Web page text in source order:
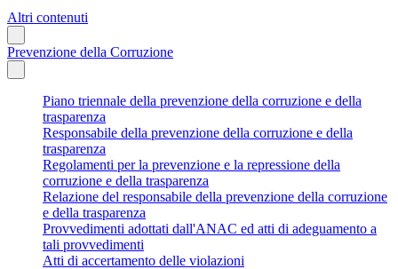
Altri contenuti
Prevenzione della Corruzione
Piano triennale della prevenzione della corruzione e della
trasparenza
Responsabile della prevenzione della corruzione e della
trasparenza
Regolamenti per la prevenzione e la repressione della
corruzione e della trasparenza
Relazione del responsabile della prevenzione della corruzione
e della trasparenza
Provvedimenti adottati dall'ANAC ed atti di adeguamento a
tali provvedimenti
Atti di accertamento delle violazioni